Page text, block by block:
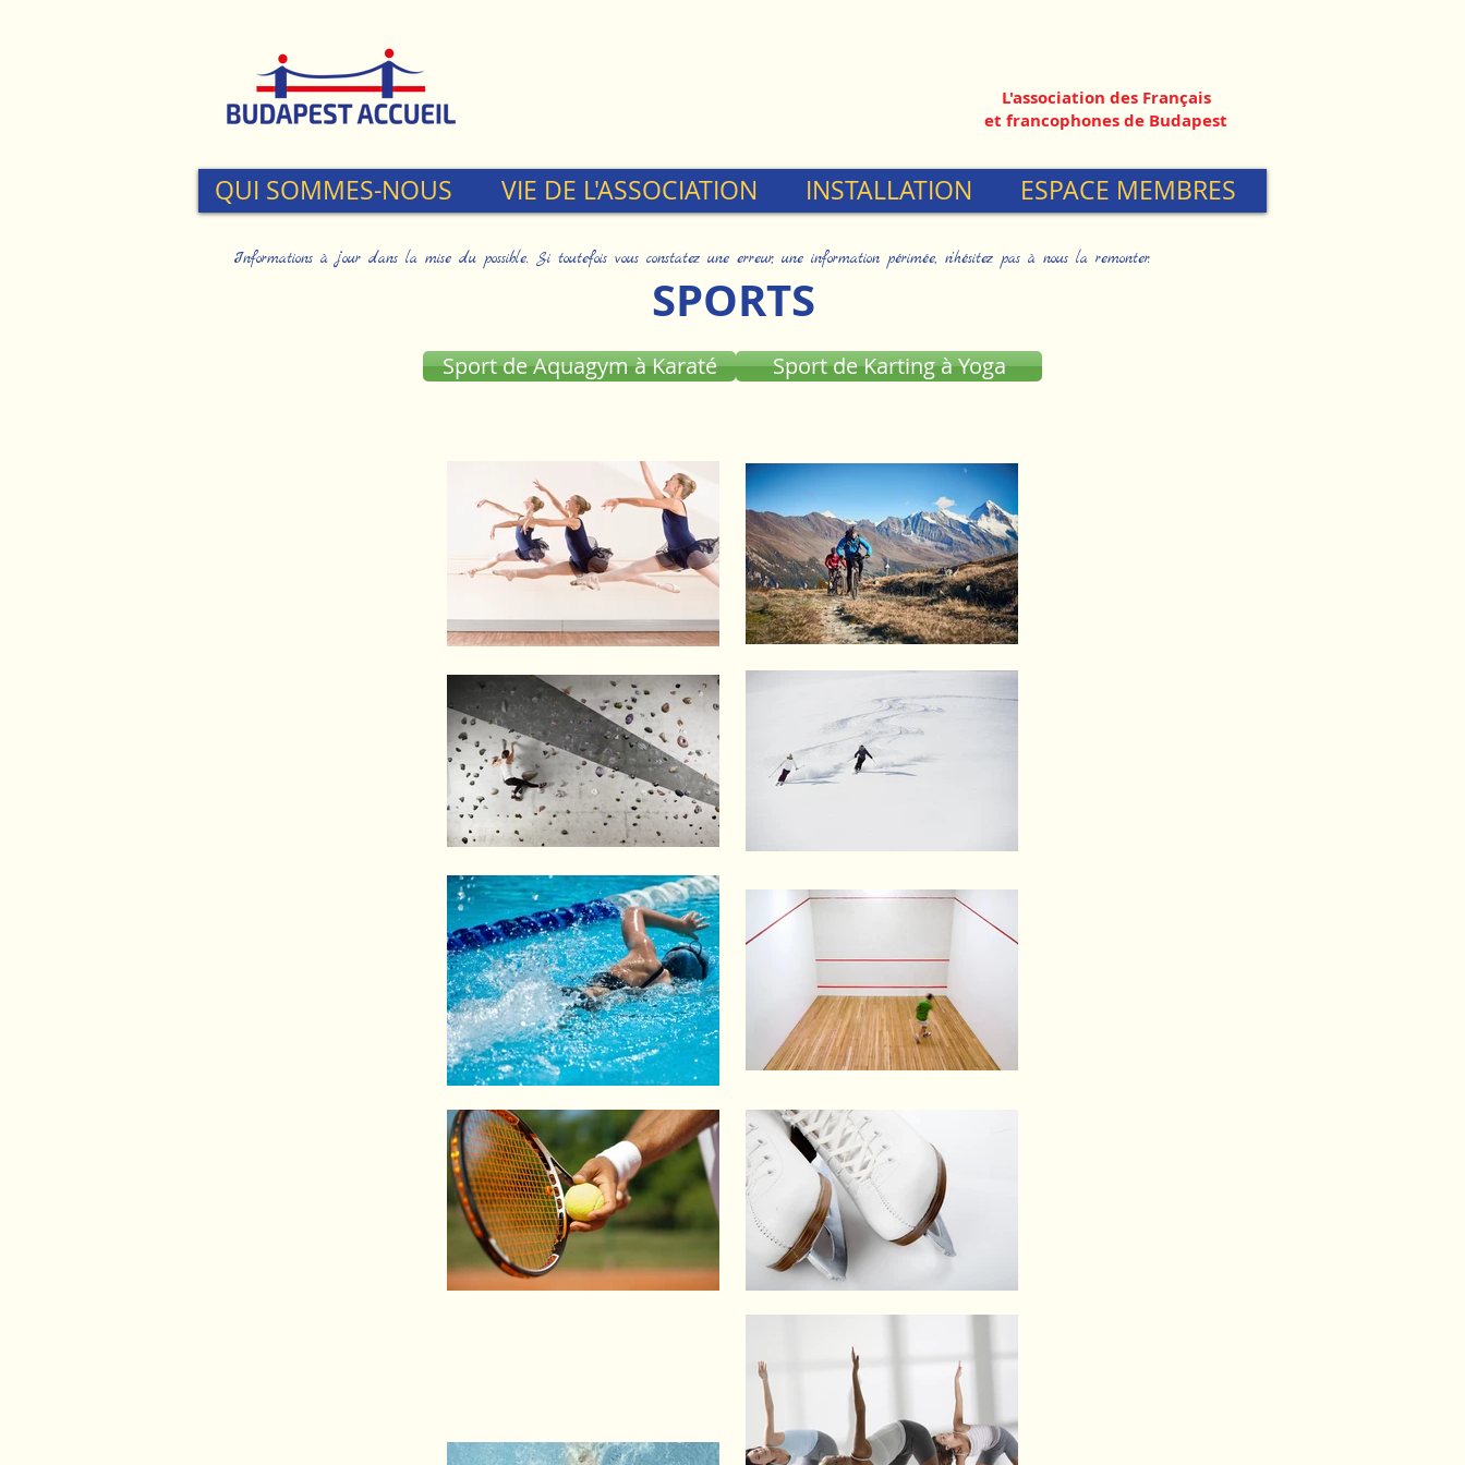
L'association des Français
et francophones de Budapest
QUI SOMMES-NOUS VIE DE L'ASSOCIATION INSTALLATION ESPACE MEMBRES
Informations à jour dans la mise du possible. Si toutefois vous constatez une erreur, une information périmée, n'hésitez pas à nous la remonter.
SPORTS
Sport de Aquagym à Karaté Sport de Karting à Yoga